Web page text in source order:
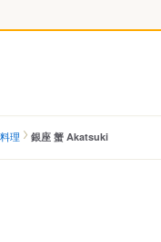
理 銀座 蟹 Akatsuki